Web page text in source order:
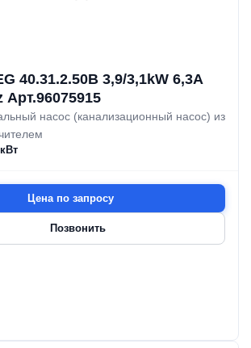
40.31.2.50B 3,9/3,1kW 6,3A
Арт.96075915
насос (канализационный насос) из
Цена по запросу
Позвонить